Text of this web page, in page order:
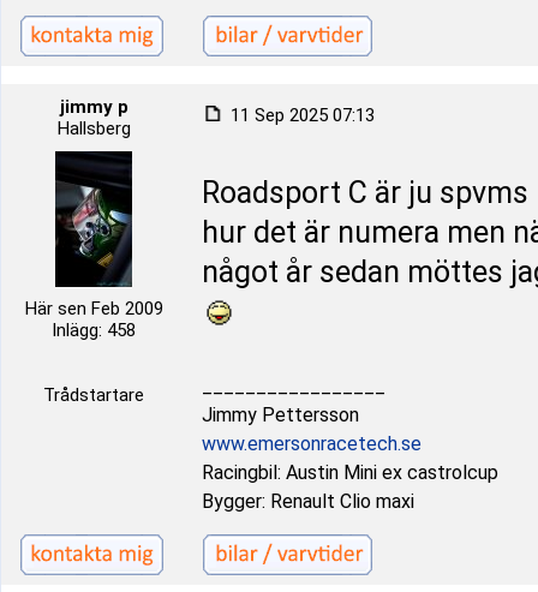
jimmy p
Hallsberg
Här sen Feb 2009
Inlägg: 458
Trådstartare
11 Sep 2025 07:13
Roadsport C är ju
hur det är numera men
något år sedan möttes
Jimmy Pettersson
www.emersonracetech.se
Racingbil: Austin Mini ex castrolcup
Bygger: Renault Clio maxi